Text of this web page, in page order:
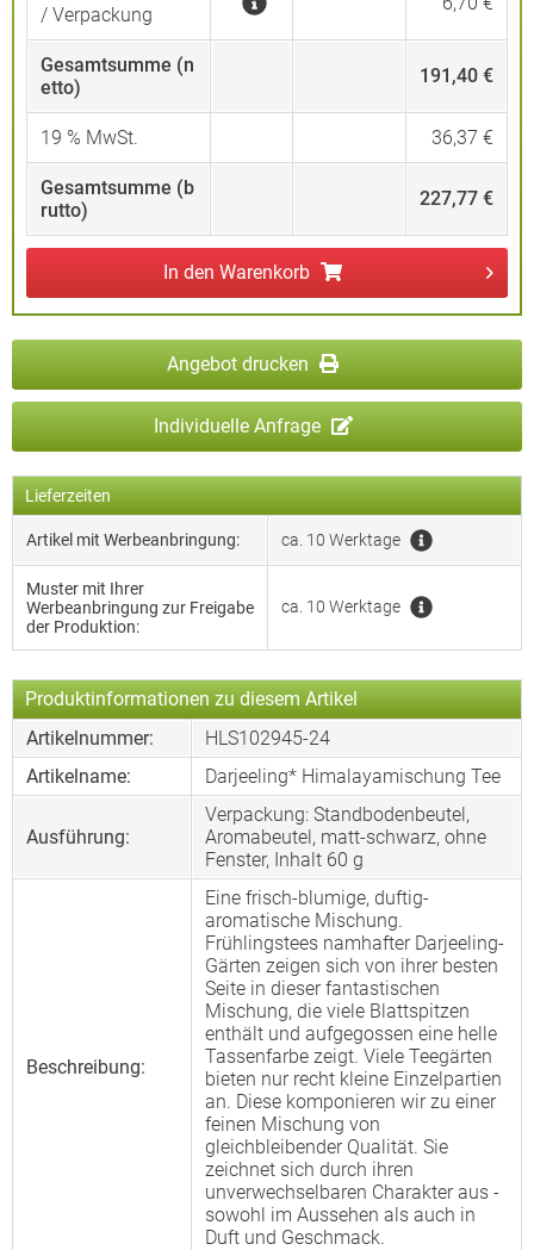
/ Verpackung
Gesamtsumme (n
etto)
191,40 €
19 % MwSt. 36,37 €
Gesamtsumme (b
rutto)
227,77 €
In den Warenkorb
Angebot drucken
Individuelle Anfrage
Lieferzeiten
Artikel mit Werbeanbringung: ca. 10 Werktage
Muster mit Ihrer
Werbeanbringung zur Freigabe
der Produktion:
ca. 10 Werktage
Produktinformationen zu diesem Artikel
Artikelnummer:
HLS102945-24
Artikelname:
Darjeeling* Himalayamischung Tee
Ausführung:
Verpackung: Standbodenbeutel,
Aromabeutel, matt-schwarz, ohne
Fenster, Inhalt 60 g
Beschreibung:
Eine frisch-blumige, duftig-
aromatische Mischung.
Frühlingstees namhafter Darjeeling-
Gärten zeigen sich von ihrer besten
Seite in dieser fantastischen
Mischung, die viele Blattspitzen
enthält und aufgegossen eine helle
Tassenfarbe zeigt. Viele Teegärten
bieten nur recht kleine Einzelpartien
an. Diese komponieren wir zu einer
feinen Mischung von
gleichbleibender Qualität. Sie
zeichnet sich durch ihren
unverwechselbaren Charakter aus -
sowohl im Aussehen als auch in
Duft und Geschmack.